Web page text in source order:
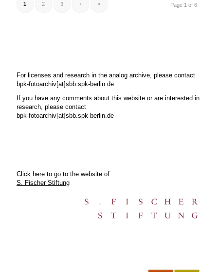
Page 1 of 6
1 2 3 › »
For licenses and research in the analog archive, please contact
bpk-fotoarchiv[at]sbb.spk-berlin.de
If you have any comments about this website or are interested in
research, please contact
bpk-fotoarchiv[at]sbb.spk-berlin.de
Click here to go to the website of
S. Fischer Stiftung